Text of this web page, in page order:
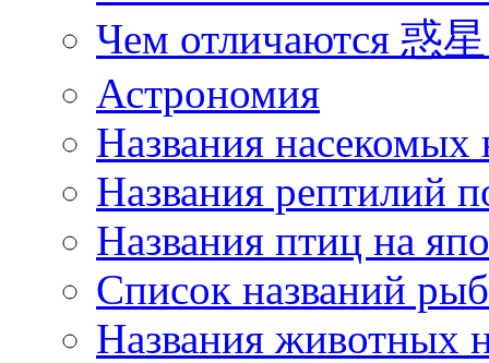
Чем отличаются 惑
Астрономия
Названия насекомых
Названия рептилий
Названия птиц на
Список названий
Названия животных